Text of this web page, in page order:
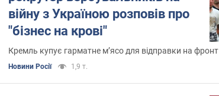
війну з Україною розповів про
"бізнес на крові"
Кремль купує гарматне м’ясо для відправки на фронт
Новини Росії 1,9 т.